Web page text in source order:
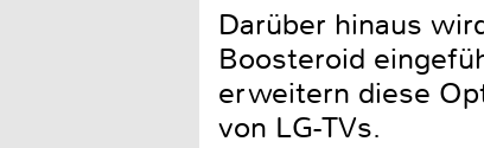
Darüber hinaus
Boosteroid
erweitern diese
von LG-TVs.